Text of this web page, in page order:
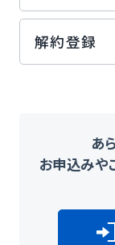
解約登録
あ
お申込みや